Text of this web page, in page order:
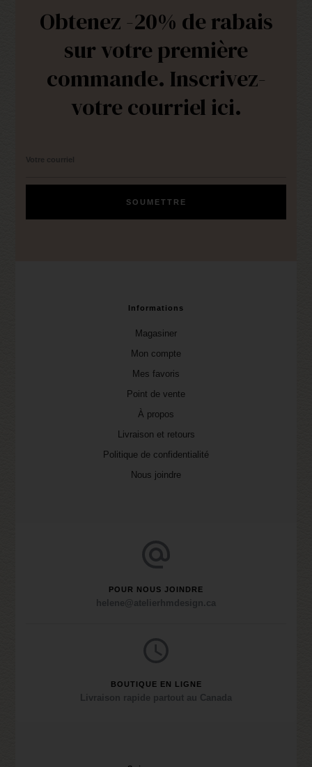
Obtenez -20% de rabais
sur votre première
commande. Inscrivez-
votre courriel ici.
Informations
Magasiner
Mon compte
Mes favoris
Point de vente
À propos
Livraison et retours
Politique de confidentialité
Nous joindre
POUR NOUS JOINDRE
helene@atelierhmdesign.ca
BOUTIQUE EN LIGNE
Livraison rapide partout au Canada